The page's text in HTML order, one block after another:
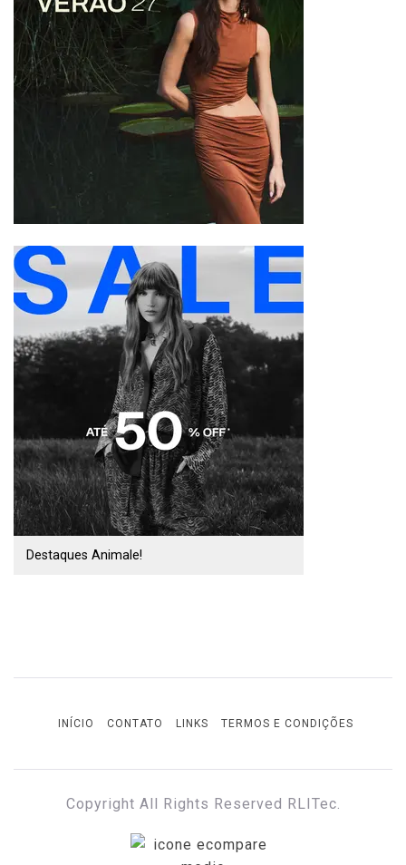
Destaques Animale!
INÍCIO CONTATO LINKS TERMOS E CONDIÇÕES
Copyright All Rights Reserved RLITec.
ECOMPARE E ECONOMIZE